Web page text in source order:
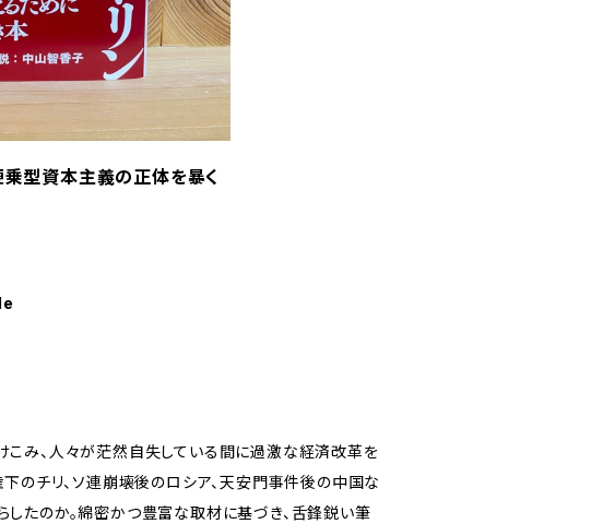
乗型資本主義の正体を暴く
こみ、人々が茫然自失している間に過激な経済改革を
下のチリ、ソ連崩壊後のロシア、天安門事件後の中国な
したのか。綿密かつ豊富な取材に基づき、舌鋒鋭い筆